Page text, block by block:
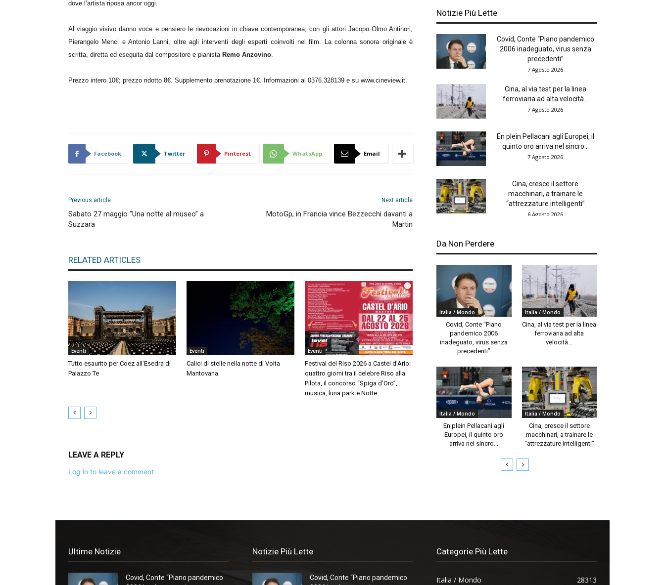
dove l’artista riposa ancor oggi.
Al viaggio visivo danno voce e pensiero le rievocazioni in chiave contemporanea, con gli attori Jacopo Olmo Antinori,
Pierangelo Menci e Antonio Lanni, oltre agli interventi degli esperti coinvolti nel film. La colonna sonora originale è
scritta, diretta ed eseguita dal compositore e pianista Remo Anzovino.
Prezzo intero 10€; prezzo ridotto 8€. Supplemento prenotazione 1€. Informazioni al 0376.328139 e su www.cineview.it.
Facebook Twitter Pinterest WhatsApp Email
Previous article
Sabato 27 maggio “Una notte al museo” a
Suzzara
Next article
MotoGp, in Francia vince Bezzecchi davanti a
Martin
RELATED ARTICLES
Eventi
Tutto esaurito per Coez all’Esedra di
Palazzo Te
Eventi
Calici di stelle nella notte di Volta
Mantovana
Eventi
Festival del Riso 2026 a Castel d’Ario:
quattro giorni tra il celebre Riso alla
Pilota, il concorso “Spiga d’Oro”,
musica, luna park e Notte...
LEAVE A REPLY
Log in to leave a comment
Notizie Più Lette
Covid, Conte “Piano pandemico
2006 inadeguato, virus senza
precedenti”
7 Agosto 2026
Cina, al via test per la linea
ferroviaria ad alta velocità...
7 Agosto 2026
En plein Pellacani agli Europei, il
quinto oro arriva nel sincro...
7 Agosto 2026
Cina, cresce il settore
macchinari, a trainare le
“attrezzature intelligenti”
6 Agosto 2026
Da Non Perdere
Italia / Mondo
Covid, Conte “Piano
pandemico 2006
inadeguato, virus senza
precedenti”
Italia / Mondo
Cina, al via test per la linea
ferroviaria ad alta
velocità...
Italia / Mondo
En plein Pellacani agli
Europei, il quinto oro
arriva nel sincro...
Italia / Mondo
Cina, cresce il settore
macchinari, a trainare le
“attrezzature intelligenti”
Ultime Notizie
Covid, Conte “Piano pandemico
Notizie Più Lette
Covid, Conte “Piano pandemico
Categorie Più Lette
Italia / Mondo 28313